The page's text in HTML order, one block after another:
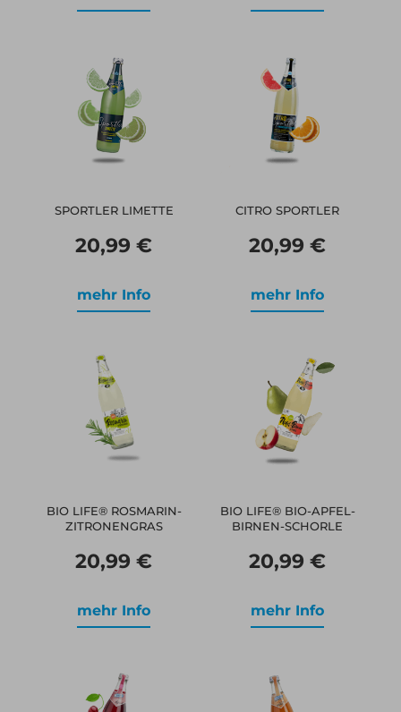
SPORTLER LIMETTE
20,99 €
mehr Info
CITRO SPORTLER
20,99 €
mehr Info
BIO LIFE® ROSMARIN-
ZITRONENGRAS
20,99 €
mehr Info
BIO LIFE® BIO-APFEL-
BIRNEN-SCHORLE
20,99 €
mehr Info